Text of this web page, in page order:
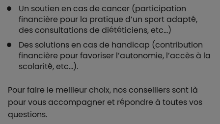
Un soutien en cas de cancer (participation
financière pour la pratique d’un sport adapté,
des consultations de diététiciens, etc…)
Des solutions en cas de handicap (contribution
financière pour favoriser l’autonomie, l’accès à la
scolarité, etc…).
Pour faire le meilleur choix, nos conseillers sont là
pour vous accompagner et répondre à toutes vos
questions.